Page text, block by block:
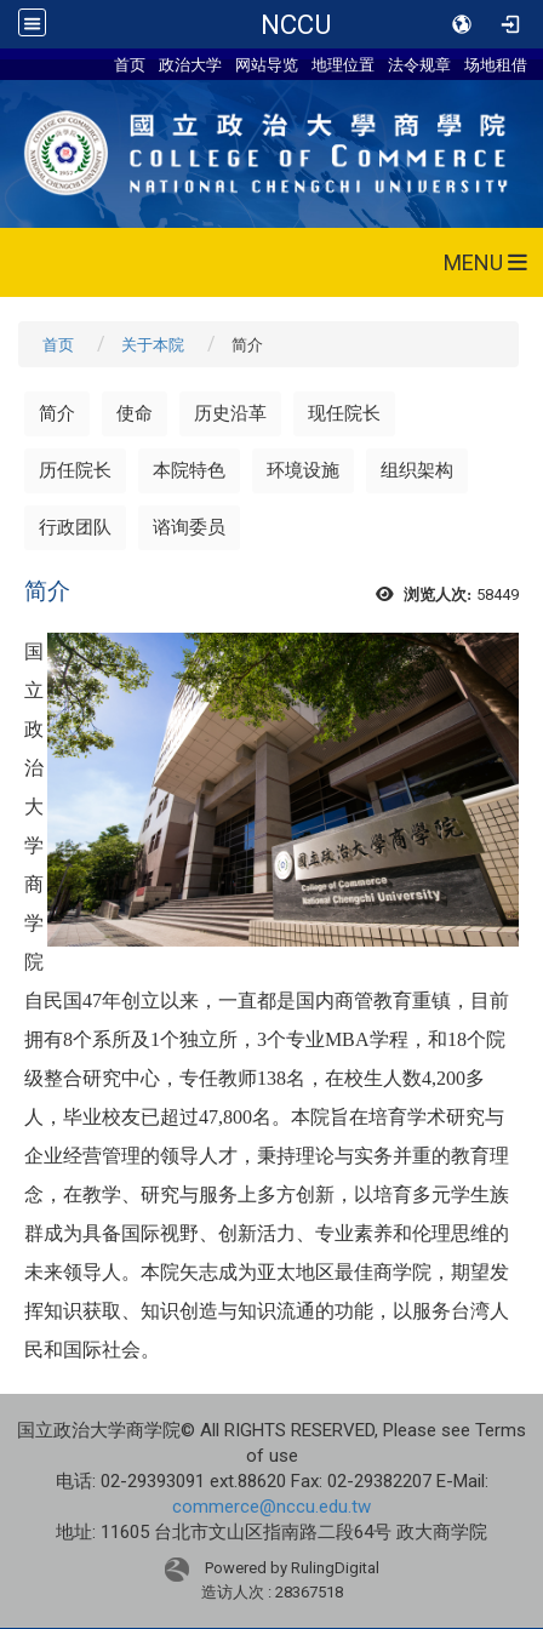
NCCU
首页 政治大学 网站导览 地理位置 法令规章 场地租借
MENU
首页 关于本院 简介
简介 使命 历史沿革 现任院长
历任院长 本院特色 环境设施 组织架构
行政团队 谘询委员
浏览人次: 58449
简介
国
立
政
治
大
学
商
学
院
自民国47年创立以来，一直都是国内商管教育重镇，目前
拥有8个系所及1个独立所，3个专业MBA学程，和18个院
级整合研究中心，专任教师138名 ，在校生人数4,200多
人
，毕业校友已超过47,800名。本院旨在培育学术研究与
企业经营管理的领导人才，秉持理论与实务并重的教育理
念，在教学、研究与服务上多方创新，以培育多元学生族
群成为具备国际视野、创新活力、专业素养和伦理思维的
未来领导人。本院矢志成为亚太地区最佳商学院，期望发
挥知识获取、知识创造与知识流通的功能，以服务台湾人
民和国际社会。
国立政治大学商学院© All RIGHTS RESERVED, Please see Terms
of use
电话: 02-29393091 ext.88620 Fax: 02-29382207 E-Mail:
commerce@nccu.edu.tw
地址: 11605 台北市文山区指南路二段64号 政大商学院
Powered by RulingDigital
造访人次 : 28367518